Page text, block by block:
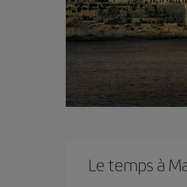
Le temps à